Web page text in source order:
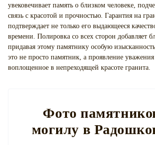
увековечивает память о близком человеке,
связь с красотой и прочностью. Гарантия на
подтверждает не только его выдающееся
времени. Полировка со всех сторон добавляет
придавая этому памятнику особую
это не просто памятник, а проявление
воплощенное в непреходящей красоте гранита.
Фото
могилу в